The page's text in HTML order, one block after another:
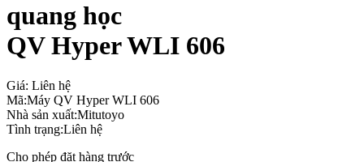
quang học
QV Hyper WLI 606
Giá: Liên hệ
Mã:Máy QV Hyper WLI 606
Nhà sản xuất:Mitutoyo
Tình trạng:Liên hệ
Cho phép đặt hàng trước